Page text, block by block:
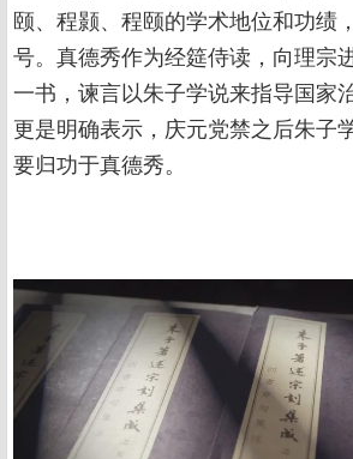
颐、程颢、程颐的学术地位和功绩
号。真德秀作为经筵侍读，向理宗
一书，谏言以朱子学说来指导国家
更是明确表示，庆元党禁之后朱子
要归功于真德秀。